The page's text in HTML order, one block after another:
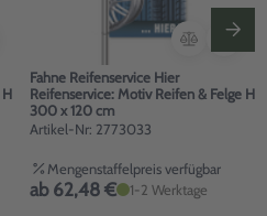
Fahne Reifenservice Hier
Reifenservice: Motiv Reifen & Felge H
300 x 120 cm
Artikel-Nr: 2773033
Mengenstaffelpreis verfügbar
ab 62,48 € 1-2 Werktage